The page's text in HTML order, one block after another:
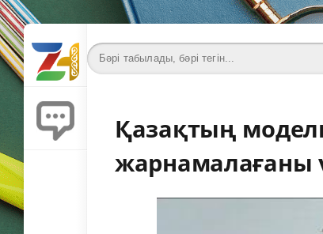
Қазақтың
жарнамалағаны